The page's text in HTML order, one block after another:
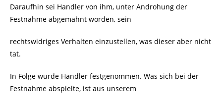
Daraufhin sei Handler von ihm, unter Androhung der
Festnahme abgemahnt worden, sein
rechtswidriges Verhalten einzustellen, was dieser aber nicht
tat.
In Folge wurde Handler festgenommen. Was sich bei der
Festnahme abspielte, ist aus unserem